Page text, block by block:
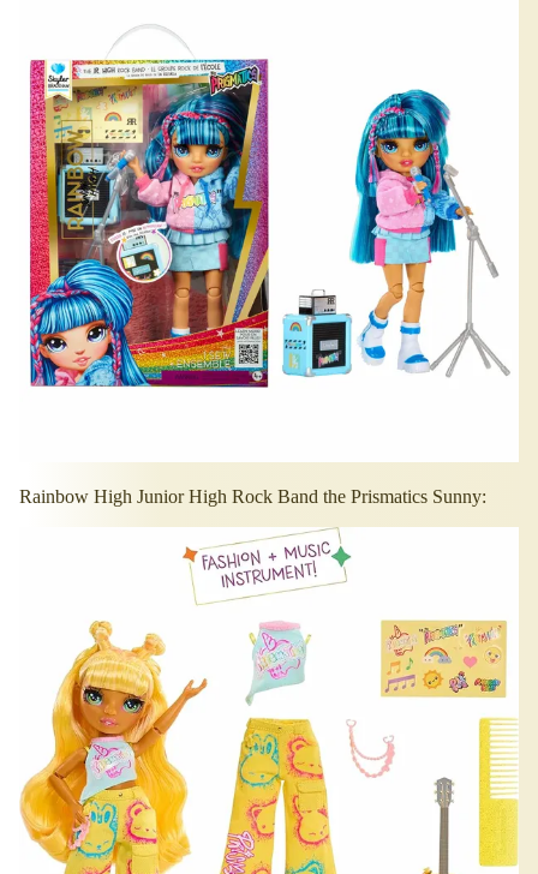
Rainbow High Junior High Rock Band the Prismatics Sunny: